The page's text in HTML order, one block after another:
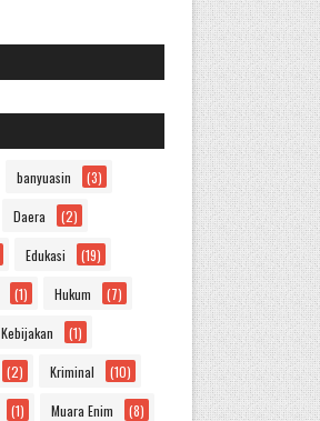
banyuasin (3)
Daera (2)
Edukasi (19)
(1) Hukum (7)
Kebijakan (1)
(2) Kriminal (10)
(1) Muara Enim (8)